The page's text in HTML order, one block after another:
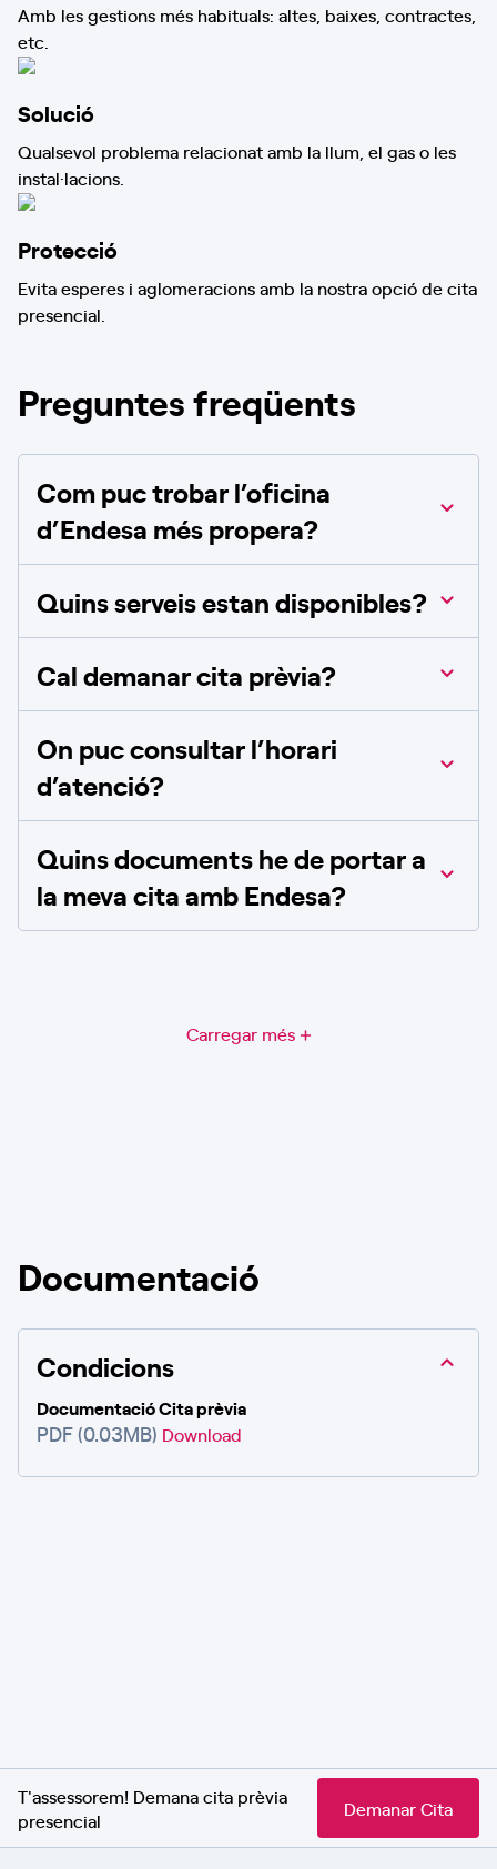
Amb les gestions més habituals: altes, baixes, contractes,
etc.
Solució
Qualsevol problema relacionat amb la llum, el gas o les
instal·lacions.
Protecció
Evita esperes i aglomeracions amb la nostra opció de cita
presencial.
Preguntes freqüents
Com puc trobar l’oficina
d’Endesa més propera?
Quins serveis estan disponibles?
Cal demanar cita prèvia?
On puc consultar l’horari
d’atenció?
Quins documents he de portar a
la meva cita amb Endesa?
Carregar més
Documentació
Condicions
Documentació Cita prèvia
PDF (0.03MB) Download
T'assessorem! Demana cita prèvia
presencial
Demanar Cita